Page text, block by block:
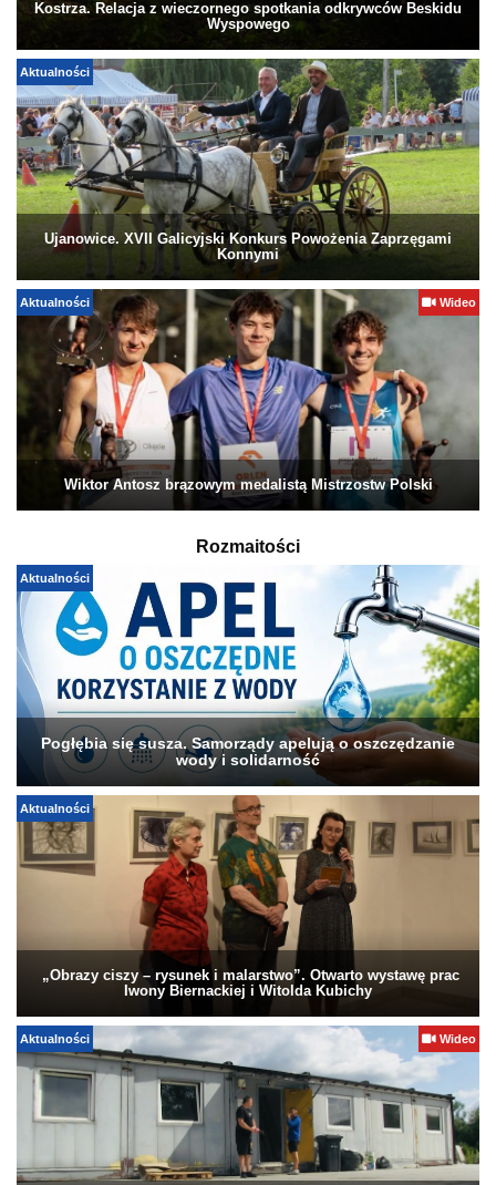
Kostrza. Relacja z wieczornego spotkania odkrywców Beskidu
Wyspowego
Aktualności
Ujanowice. XVII Galicyjski Konkurs Powożenia Zaprzęgami
Konnymi
Aktualności Wideo
Wiktor Antosz brązowym medalistą Mistrzostw Polski
Rozmaitości
Aktualności
Pogłębia się susza. Samorządy apelują o oszczędzanie
wody i solidarność
Aktualności
„Obrazy ciszy – rysunek i malarstwo”. Otwarto wystawę prac
Iwony Biernackiej i Witolda Kubichy
Aktualności Wideo